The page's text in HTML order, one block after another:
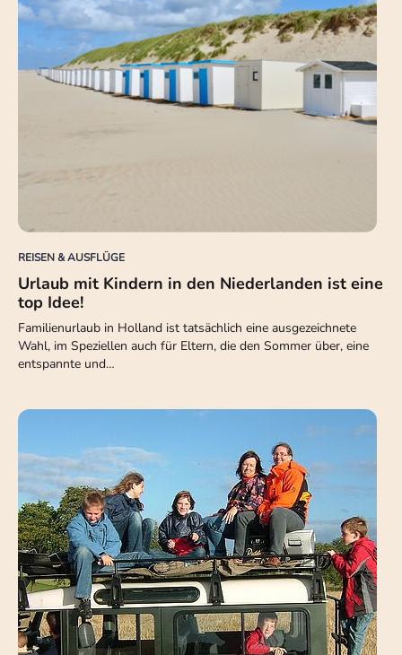
REISEN & AUSFLÜGE
Urlaub mit Kindern in den Niederlanden ist eine
top Idee!
Familienurlaub in Holland ist tatsächlich eine ausgezeichnete
Wahl, im Speziellen auch für Eltern, die den Sommer über, eine
entspannte und…